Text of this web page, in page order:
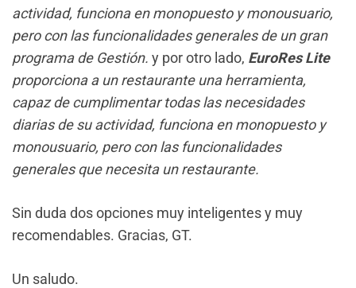
actividad, funciona en monopuesto y monousuario,
pero con las funcionalidades generales de un gran
programa de Gestión. y por otro lado, EuroRes Lite
proporciona a un restaurante una herramienta,
capaz de cumplimentar todas las necesidades
diarias de su actividad, funciona en monopuesto y
monousuario, pero con las funcionalidades
generales que necesita un restaurante.
Sin duda dos opciones muy inteligentes y muy
recomendables. Gracias, GT.
Un saludo.